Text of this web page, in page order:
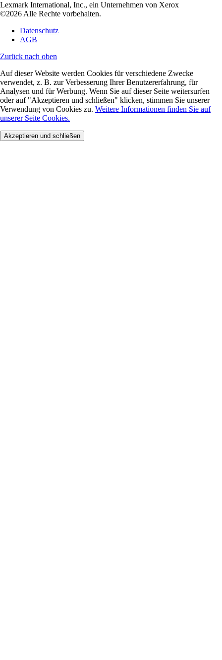
Lexmark International, Inc., ein Unternehmen von Xerox
©2026 Alle Rechte vorbehalten.
Datenschutz
AGB
Zurück nach oben
Auf dieser Website werden Cookies für verschiedene Zwecke
verwendet, z. B. zur Verbesserung Ihrer Benutzererfahrung, für
Analysen und für Werbung. Wenn Sie auf dieser Seite weitersurfen
oder auf "Akzeptieren und schließen" klicken, stimmen Sie unserer
Verwendung von Cookies zu. Weitere Informationen finden Sie auf
unserer Seite Cookies.
Akzeptieren und schließen